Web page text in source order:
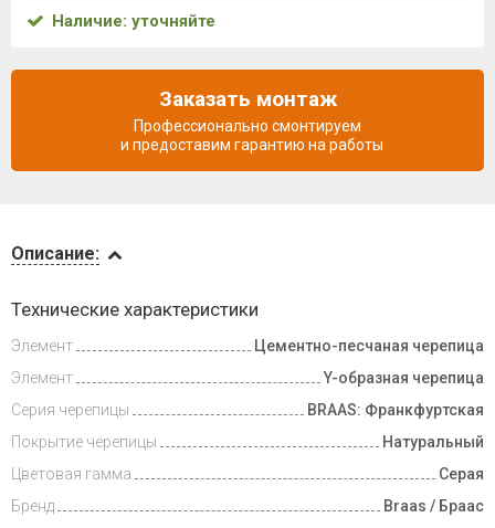
и оплата
Описание:
Технические характеристики
Элемент
Цементно-песчаная черепица
Элемент
Y-образная черепица
Серия черепицы
BRAAS: Франкфуртская
Покрытие черепицы
Натуральный
Цветовая гамма
Серая
Бренд
Braas / Браас
Наличие: уточняйте
Заказать монтаж
Профессионально смонтируем
и предоставим гарантию на работы